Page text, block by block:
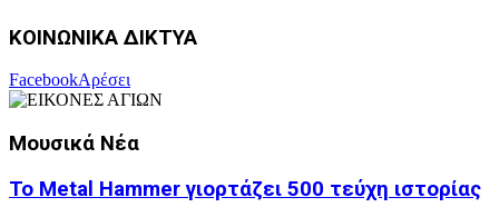
ΚΟΙΝΩΝΙΚΑ ΔΙΚΤΥΑ
FacebookΑρέσει
Μουσικά Νέα
Το Metal Hammer γιορτάζει 500 τεύχη ιστορίας